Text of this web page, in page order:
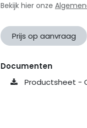
Bekijk hier onze
Prijs op aanvraag
Documenten
Productsheet -